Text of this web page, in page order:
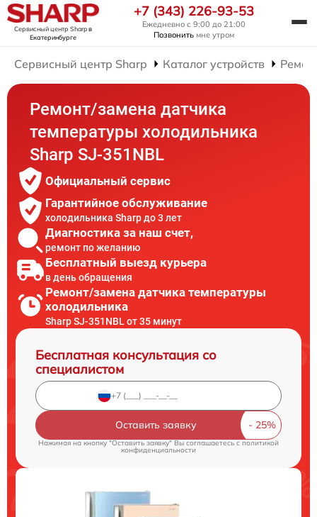
Сервисный центр Sharpв
Екатеринбурге
+7 (343) 226-93-53
Ежедневно с 9:00 до 21:00
Позвонить мне утром
Сервисный центр Sharp Каталог устройств
Ремонт/замена датчика
температуры холодильника
Sharp SJ-351NBL
Официальный сервис
Гарантийное обслуживание
холодильника Sharp до 3 лет
Диагностика за наш счет,
ремонт по желанию
Бесплатный выезд курьера
в день обращения
Ремонт/замена датчика температуры
холодильника
Sharp SJ-351NBL от 35 минут
Бесплатная консультация со
специалистом
Оставить заявку
Нажимая на кнопку "Оставить заявку" Вы соглашаетесь cполитикой
конфиденциальности